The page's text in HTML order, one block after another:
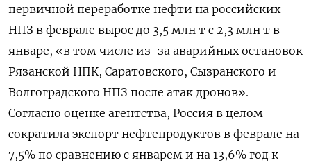
первичной переработке нефти на российских
НПЗ в феврале вырос до 3,5 млн т с 2,3 млн т в
январе, «в том числе из-за аварийных остановок
Рязанской НПК, Саратовского, Сызранского и
Волгоградского НПЗ после атак дронов».
Согласно оценке агентства, Россия в целом
сократила экспорт нефтепродуктов в феврале на
7,5% по сравнению с январем и на 13,6% год к